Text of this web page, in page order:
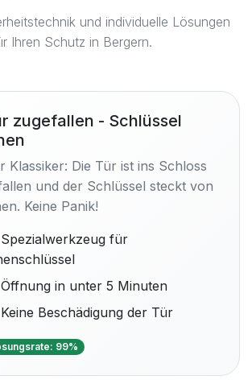
und individuelle Lösungen
Ihren Schutz in Bergern.
zugefallen - Schlüssel
Klassiker: Die Tür ist ins Schloss
und der Schlüssel steckt von
Keine Panik!
Spezialwerkzeug für
Öffnung in unter 5 Minuten
Keine Beschädigung der Tür
99%